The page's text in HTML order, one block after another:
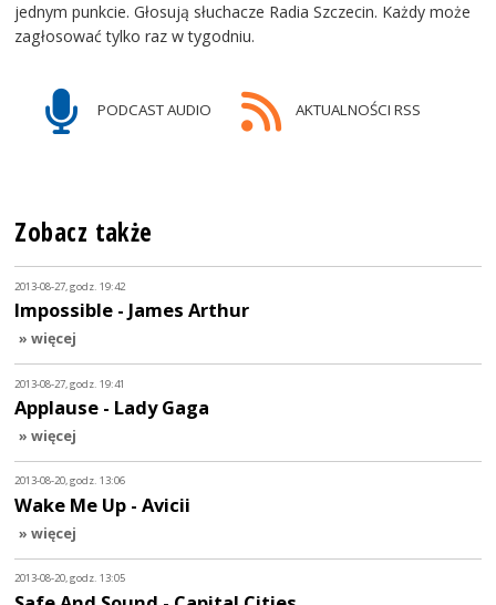
jednym punkcie. Głosują słuchacze Radia Szczecin. Każdy może
zagłosować tylko raz w tygodniu.
PODCAST AUDIO AKTUALNOŚCI RSS
Zobacz także
2013-08-27, godz. 19:42
Impossible - James Arthur
» więcej
2013-08-27, godz. 19:41
Applause - Lady Gaga
» więcej
2013-08-20, godz. 13:06
Wake Me Up - Avicii
» więcej
2013-08-20, godz. 13:05